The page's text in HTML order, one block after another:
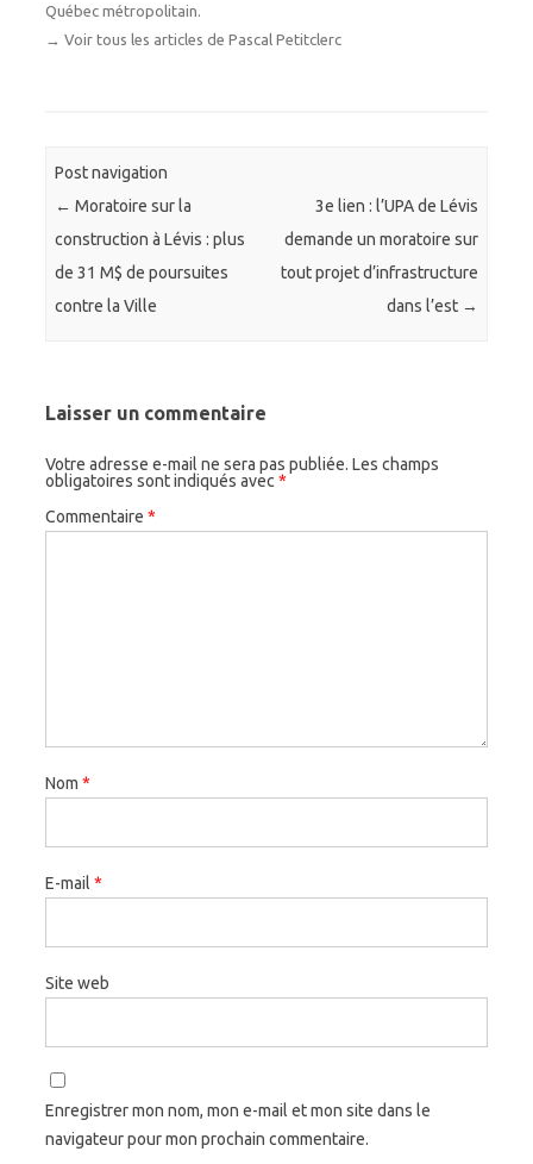
Québec métropolitain.
→ Voir tous les articles de Pascal Petitclerc
Post navigation
← Moratoire sur la
construction à Lévis : plus
de 31 M$ de poursuites
contre la Ville
3e lien : l’UPA de Lévis
demande un moratoire sur
tout projet d’infrastructure
dans l’est →
Laisser un commentaire
Votre adresse e-mail ne sera pas publiée. Les champs
obligatoires sont indiqués avec *
Commentaire *
Nom *
E-mail *
Site web
Enregistrer mon nom, mon e-mail et mon site dans le
navigateur pour mon prochain commentaire.